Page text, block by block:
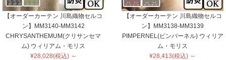
【オーダーカーテン 川島織物セルコ
ン】MM3140-MM3142
CHRYSANTHEMUM(クリサンセマ
ム) ウィリアム・モリス
¥28,028(税込) ～
【オーダーカーテン 川島織物セルコ
ン】MM3138-MM3139
PIMPERNEL(ピンパーネル) ウィリア
ム・モリス
¥28,413(税込) ～